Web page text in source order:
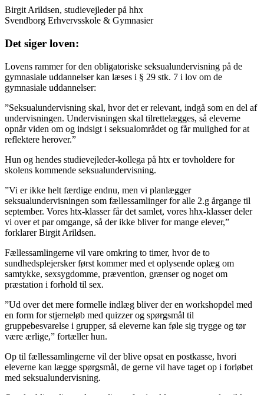
Birgit Arildsen, studievejleder på hhx
Svendborg Erhvervsskole & Gymnasier
Det siger loven:
Lovens rammer for den obligatoriske seksualundervisning på de
gymnasiale uddannelser kan læses i § 29 stk. 7 i lov om de
gymnasiale uddannelser:
”Seksualundervisning skal, hvor det er relevant, indgå som en del af
undervisningen. Undervisningen skal tilrettelægges, så eleverne
opnår viden om og indsigt i seksualområdet og får mulighed for at
reflektere herover.”
Hun og hendes studievejleder-kollega på htx er tovholdere for
skolens kommende seksualundervisning.
”Vi er ikke helt færdige endnu, men vi planlægger
seksualundervisningen som fællessamlinger for alle 2.g årgange til
september. Vores htx-klasser får det samlet, vores hhx-klasser deler
vi over et par omgange, så der ikke bliver for mange elever,”
forklarer Birgit Arildsen.
Fællessamlingerne vil vare omkring to timer, hvor de to
sundhedsplejersker først kommer med et oplysende oplæg om
samtykke, sexsygdomme, prævention, grænser og noget om
præstation i forhold til sex.
”Ud over det mere formelle indlæg bliver der en workshopdel med
en form for stjerneløb med quizzer og spørgsmål til
gruppebesvarelse i grupper, så eleverne kan føle sig trygge og tør
være ærlige,” fortæller hun.
Op til fællessamlingerne vil der blive opsat en postkasse, hvori
eleverne kan lægge spørgsmål, de gerne vil have taget op i forløbet
med seksualundervisning.